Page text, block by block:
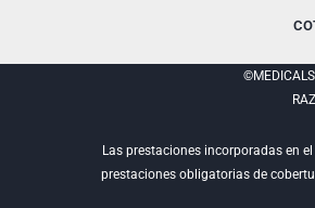
Las prestaciones incorporadas en
prestaciones obligatorias de